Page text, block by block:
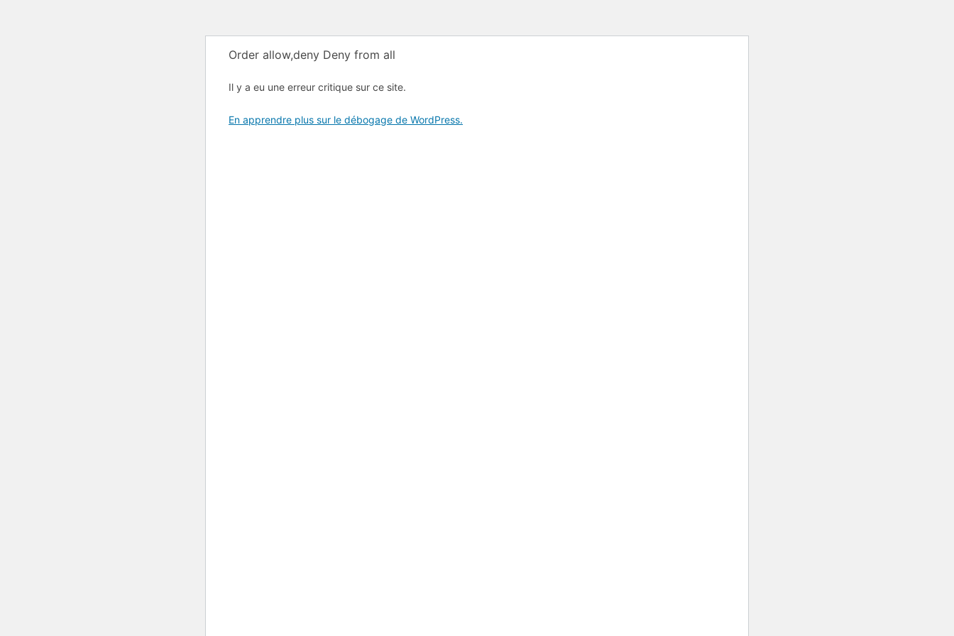
Order allow,deny Deny from all
Il y a eu une erreur critique sur ce site.
En apprendre plus sur le débogage de WordPress.